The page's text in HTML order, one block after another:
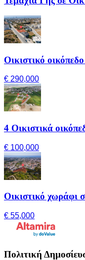
Οικιστικό
€ 290,000
4 Οικιστικά
€ 100,000
Οικιστικό χωράφι
€ 55,000
Πολιτική